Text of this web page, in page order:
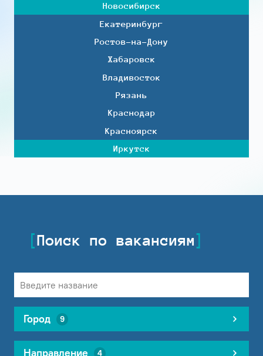
Новосибирск
Екатеринбург
Ростов-на-Дону
Хабаровск
Владивосток
Рязань
Краснодар
Красноярск
Иркутск
Поиск по вакансиям
Город 9
Направление 4